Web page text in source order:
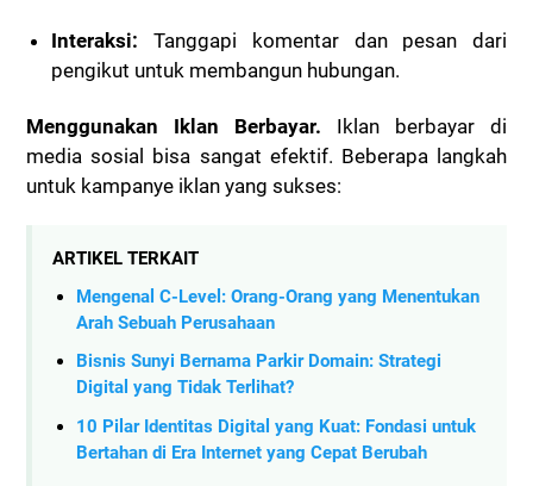
Interaksi: Tanggapi komentar dan pesan dari
pengikut untuk membangun hubungan.
Menggunakan Iklan Berbayar. Iklan berbayar di
media sosial bisa sangat efektif. Beberapa langkah
untuk kampanye iklan yang sukses:
ARTIKEL TERKAIT
Mengenal C-Level: Orang-Orang yang Menentukan
Arah Sebuah Perusahaan
Bisnis Sunyi Bernama Parkir Domain: Strategi
Digital yang Tidak Terlihat?
10 Pilar Identitas Digital yang Kuat: Fondasi untuk
Bertahan di Era Internet yang Cepat Berubah